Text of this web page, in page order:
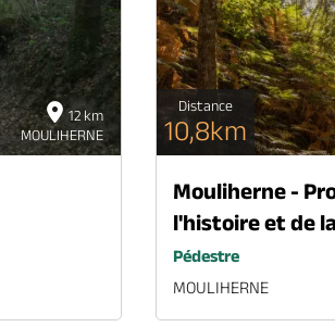
12 km
MOULIHERNE
Distance
10,8km
Mouliherne -
l'histoire et de
Pédestre
MOULIHERNE